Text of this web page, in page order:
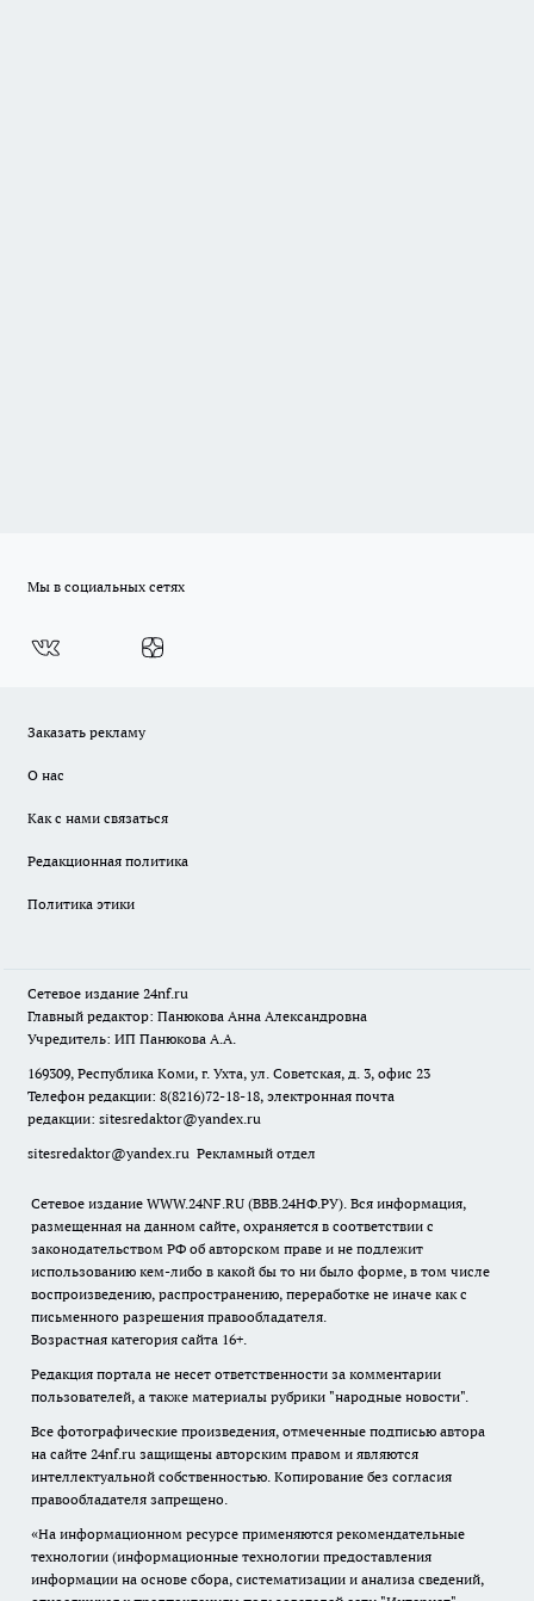
Мы в социальных сетях
Заказать рекламу
О нас
Как с нами связаться
Редакционная политика
Политика этики
Сетевое издание 24nf.ru
Главный редактор: Панюкова Анна Александровна
Учредитель: ИП Панюкова А.А.
169309, Республика Коми, г. Ухта, ул. Советская, д. 3, офис 23
Телефон редакции: 8(8216)72-18-18, электронная почта
редакции: sitesredaktor@yandex.ru
sitesredaktor@yandex.ru Рекламный отдел
Сетевое издание WWW.24NF.RU (ВВВ.24НФ.РУ). Вся информация,
размещенная на данном сайте, охраняется в соответствии с
законодательством РФ об авторском праве и не подлежит
использованию кем-либо в какой бы то ни было форме, в том числе
воспроизведению, распространению, переработке не иначе как с
письменного разрешения правообладателя.
Возрастная категория сайта 16+.
Редакция портала не несет ответственности за комментарии
пользователей, а также материалы рубрики "народные новости".
Все фотографические произведения, отмеченные подписью автора
на сайте 24nf.ru защищены авторским правом и являются
интеллектуальной собственностью. Копирование без согласия
правообладателя запрещено.
«На информационном ресурсе применяются рекомендательные
технологии (информационные технологии предоставления
информации на основе сбора, систематизации и анализа сведений,